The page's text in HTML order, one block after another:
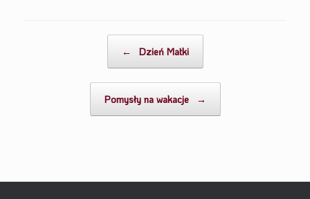
← Dzień Matki
Pomysły na wakacje →